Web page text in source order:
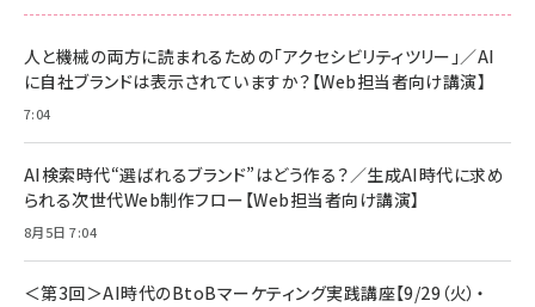
スペシャルエディション[王道エンタメの矜持／
￥1,100
年後半、あなたの恋と運命／山田涼介]
￥880
NIMASO ガラスフィルム iPhone 17 用 保護フィ
すい ガイド枠付き いPhone17 (6.3インチ) 対応
2枚セット DSP25F1698
￥1,599
【New】Amazon Fire TV Stick HD | 手軽にスト
レイヤー
￥6,980
Anker Soundcore P31i (Bluetooth 6.1) 【完
全ワイヤレスイヤホン/アクティブノイズキャンセリ
ング/マルチポイント接続 / 最大50時間再生 / PSE
Amazon eギフトカード - Amazonロゴ - クラ
￥5,000
ケーブル Anker絡まないケーブル 240W 結束バン
17 / 16 / 15 / Galaxy iPad Pro MacBook
Pro/Air 各種対応 (1.8m ミッドナイトブラック)
￥1,890
人と機械の両方に読まれるための「アクセシビリティツリー」／AI
に自社ブランドは表示されていますか？【Web担当者向け講演】
7:04
AI検索時代“選ばれるブランド”はどう作る？／生成AI時代に求め
られる次世代Web制作フロー【Web担当者向け講演】
8月5日 7:04
＜第3回＞AI時代のBtoBマーケティング実践講座【9/29（火）・